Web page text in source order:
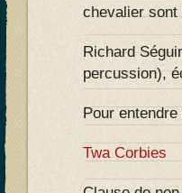
chevalier
Richard
percussion),
Pour
Twa Corbies